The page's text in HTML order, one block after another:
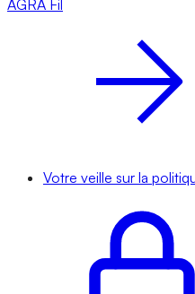
AGRA Fil
Votre veille sur la